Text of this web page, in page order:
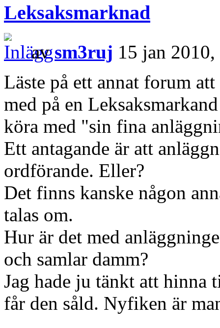
Leksaksmarknad
avsm3ruj 15 jan
Läste på ett annat forum
med på en
köra med "sin fina
Ett antagande är att
ordförande. Eller?
Det finns kanske någon
talas om.
Hur är det med
och samlar damm?
Jag hade ju tänkt att hinna
får den såld. Nyfiken är